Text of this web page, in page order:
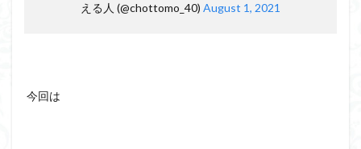
える人 (@chottomo_40) August 1, 2021
今回は